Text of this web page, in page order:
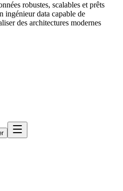
robustes, scalables et prêts
ingénieur data capable de
des architectures modernes